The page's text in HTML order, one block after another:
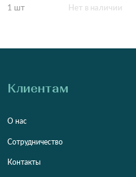
1 шт Нет в наличии
Клиентам
О нас
Сотрудничество
Контакты